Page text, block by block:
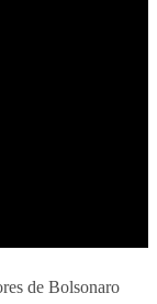
de Bolsonaro